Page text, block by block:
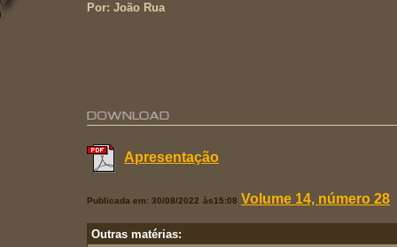
Por: João Rua
Apresentação
Publicada em: 30/08/2022 às15:08 Volume 14, número 28
Outras matérias: